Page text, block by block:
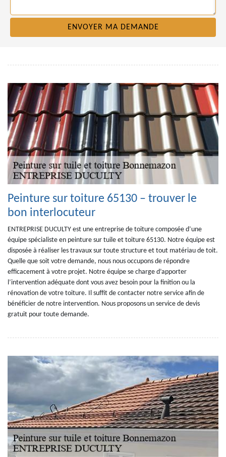
Peinture sur toiture 65130 – trouver le
bon interlocuteur
ENTREPRISE DUCULTY est une entreprise de toiture composée d’une
équipe spécialiste en peinture sur tuile et toiture 65130. Notre équipe est
disposée à réaliser les travaux sur toute structure et tout matériau de toit.
Quelle que soit votre demande, nous nous occupons de répondre
efficacement à votre projet. Notre équipe se charge d’apporter
l’intervention adéquate dont vous avez besoin pour la finition ou la
rénovation de votre toiture. Il suffit de contacter notre service afin de
bénéficier de notre intervention. Nous proposons un service de devis
gratuit pour toute demande.